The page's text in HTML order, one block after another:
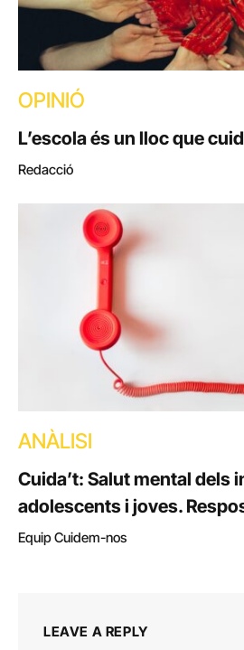
OPINIÓ
L’escola és un lloc que
Redacció
ANÀLISI
Cuida’t: Salut mental dels
adolescents i joves.
Equip Cuidem-nos
LEAVE A REPLY